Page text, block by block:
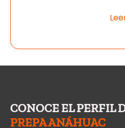
CONOCE EL PERFIL
PREPA ANÁHUAC